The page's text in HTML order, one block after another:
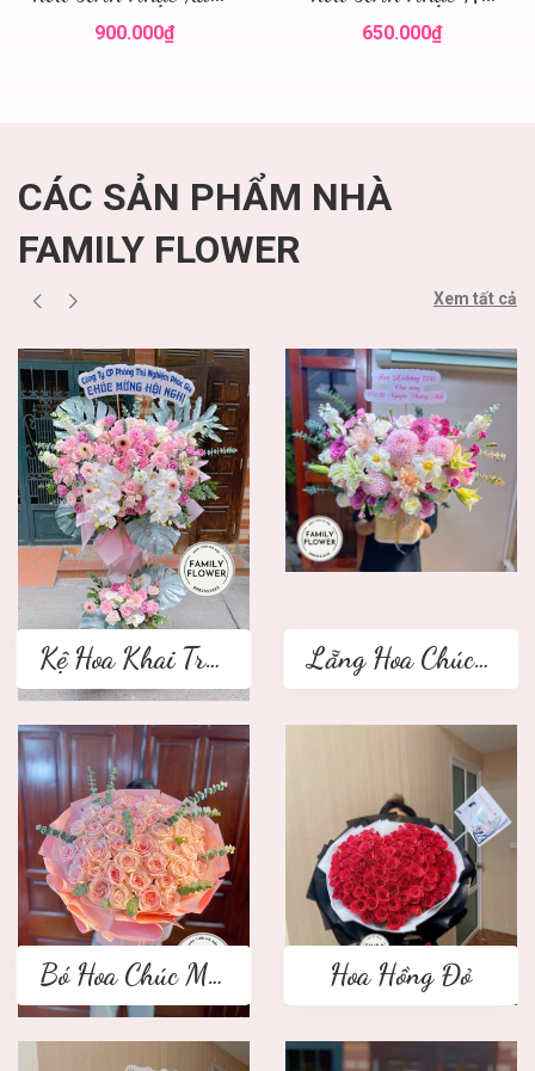
hoa đẹp
900.000₫
Nội
650.000₫
CÁC SẢN PHẨM NHÀ
FAMILY FLOWER
Xem tất cả
Kệ Hoa Khai Trương 2 tầng Lẵng Hoa Chúc Mừng
Bó Hoa Chúc Mừng Hoa Hồng Đỏ